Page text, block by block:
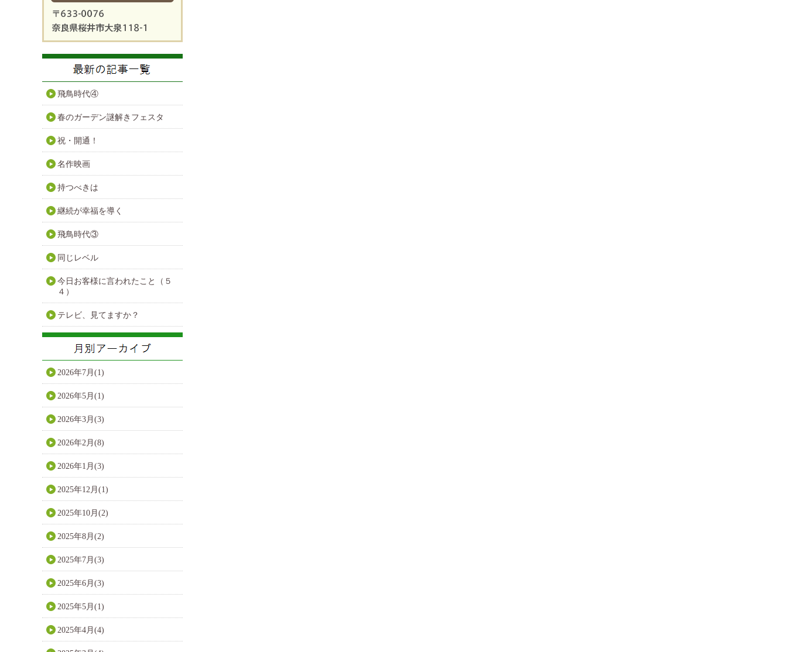
飛鳥時代④
春のガーデン謎解きフェスタ
祝・開通！
名作映画
持つべきは
継続が幸福を導く
飛鳥時代③
同じレベル
今日お客様に言われたこと（５
４）
テレビ、見てますか？
2026年7月(1)
2026年5月(1)
2026年3月(3)
2026年2月(8)
2026年1月(3)
2025年12月(1)
2025年10月(2)
2025年8月(2)
2025年7月(3)
2025年6月(3)
2025年5月(1)
2025年4月(4)